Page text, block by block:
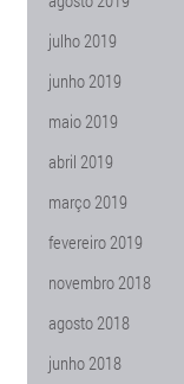
julho 2019
junho 2019
maio 2019
abril 2019
março 2019
fevereiro 2019
novembro 2018
agosto 2018
junho 2018